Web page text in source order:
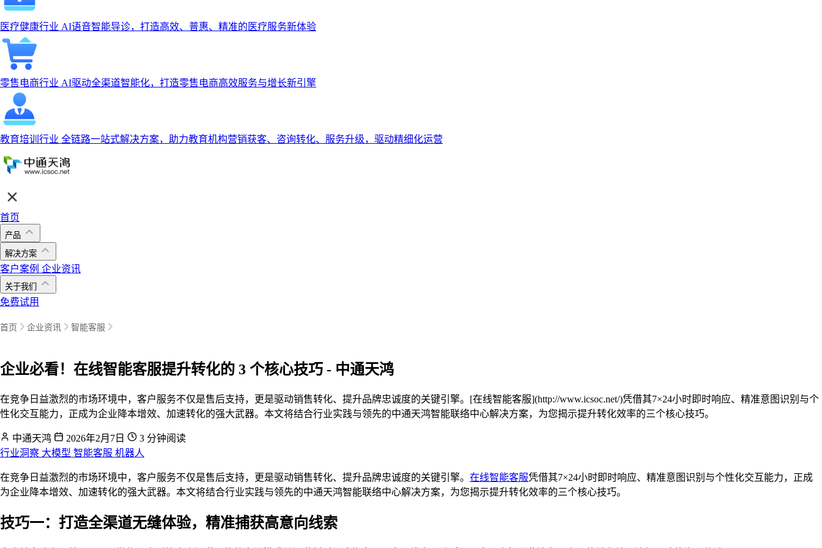
医疗健康行业 AI语音智能导诊，打造高效、普惠、精准的医疗服务新体验
零售电商行业 AI驱动全渠道智能化，打造零售电商高效服务与增长新引擎
教育培训行业 全链路一站式解决方案，助力教育机构营销获客、咨询转化、服务升级，驱动精细化运营
首页
产品
解决方案
客户案例 企业资讯
关于我们
免费试用
首页 企业资讯 智能客服
企业必看！在线智能客服提升转化的 3 个核心技巧 - 中通天鸿
在竞争日益激烈的市场环境中，客户服务不仅是售后支持，更是驱动销售转化、提升品牌忠诚度的关键引擎。[在线智能客服](http://www.icsoc.net/)凭借其7×24小时即时响应、精准意图识别与个
性化交互能力，正成为企业降本增效、加速转化的强大武器。本文将结合行业实践与领先的中通天鸿智能联络中心解决方案，为您揭示提升转化效率的三个核心技巧。
中通天鸿 2026年2月7日
3 分钟阅读
行业洞察 大模型 智能客服 机器人
在竞争日益激烈的市场环境中，客户服务不仅是售后支持，更是驱动销售转化、提升品牌忠诚度的关键引擎。 在线智能客服凭借其7×24小时即时响应、精准意图识别与个性化交互能力，正成
为企业降本增效、加速转化的强大武器。本文将结合行业实践与领先的中通天鸿智能联络中心解决方案，为您揭示提升转化效率的三个核心技巧。
技巧一：打造全渠道无缝体验，精准捕获高意向线索